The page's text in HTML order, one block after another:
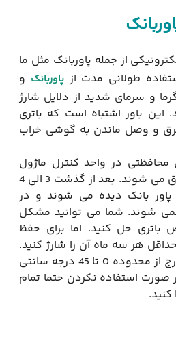
از جمله پاوربانک مثل ما
طولانی مدت ازپاوربانک و
و سرمای شدید از دلایل شارژ
باور اشتباه است که باتری
برق و وصل ماندن به گوشی خراب
در واحد کنترل ماژول
پاوربانک مانع از این اتفاق می شوند. بعد از گذشت 3 الی 4
بانک دیده می شوند و در
شوند. شما می توانید مشکل
باتری حل کنید. اما برای حفظ
هر سه ماه آن را شارژ کنید.
سعی کنید دستگاه را خارج از محدوده 0 تا 45 درجه سانتی
صورت استفاده نکردن حتما تمام
کنید.